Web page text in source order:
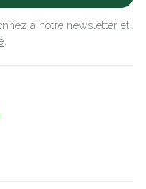
à notre newsletter et